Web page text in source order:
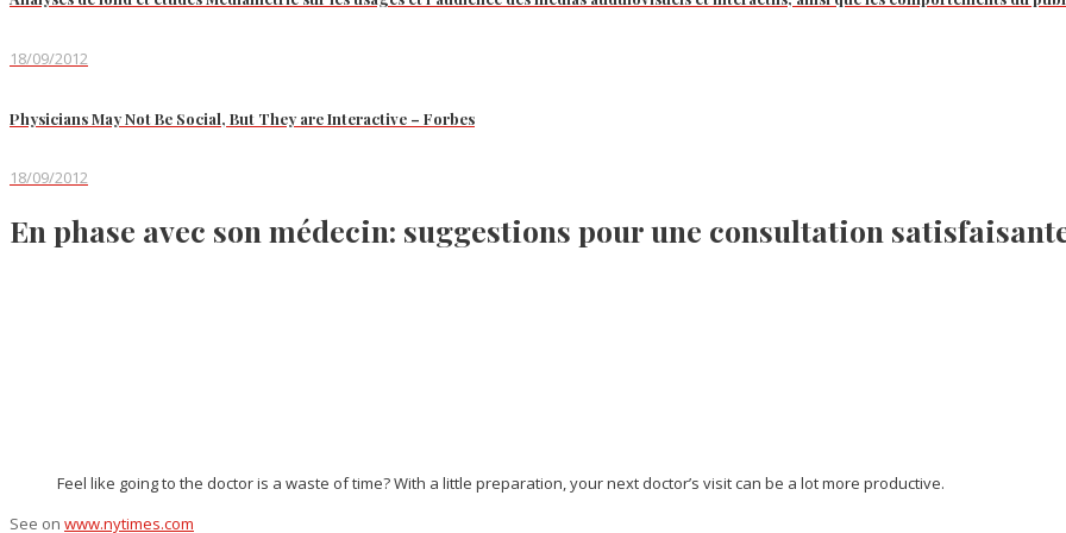
18/09/2012
Physicians May Not Be Social, But They are Interactive – Forbes
18/09/2012
En phase avec son médecin: suggestions pour une consultation
Feel like going to the doctor is a waste of time? With a little preparation, your next doctor’s visit can be a lot more productive.
See on www.nytimes.com